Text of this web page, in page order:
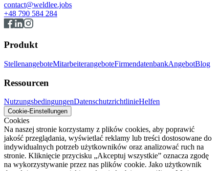
contact@weldlee.jobs
+48 790 584 284
Produkt
StellenangeboteMitarbeiterangeboteFirmendatenbankAngebotBlog
Ressourcen
NutzungsbedingungenDatenschutzrichtlinieHelfen
Cookie-Einstellungen
Cookies
Na naszej stronie korzystamy z plików cookies, aby poprawić
jakość przeglądania, wyświetlać reklamy lub treści dostosowane do
indywidualnych potrzeb użytkowników oraz analizować ruch na
stronie. Kliknięcie przycisku „Akceptuj wszystkie” oznacza zgodę
na wykorzystywanie przez nas plików cookie. Jako użytkownik